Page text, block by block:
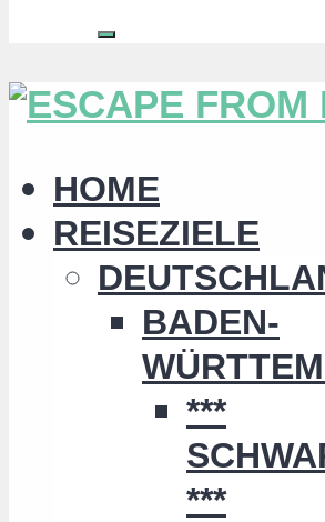
HOME
REISEZIELE
BADEN-
***
***